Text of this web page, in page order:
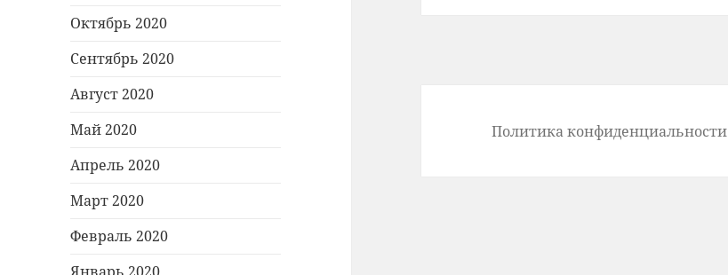
Октябрь 2020
Сентябрь 2020
Август 2020
Май 2020
Апрель 2020
Март 2020
Февраль 2020
Политика конфиденциальности